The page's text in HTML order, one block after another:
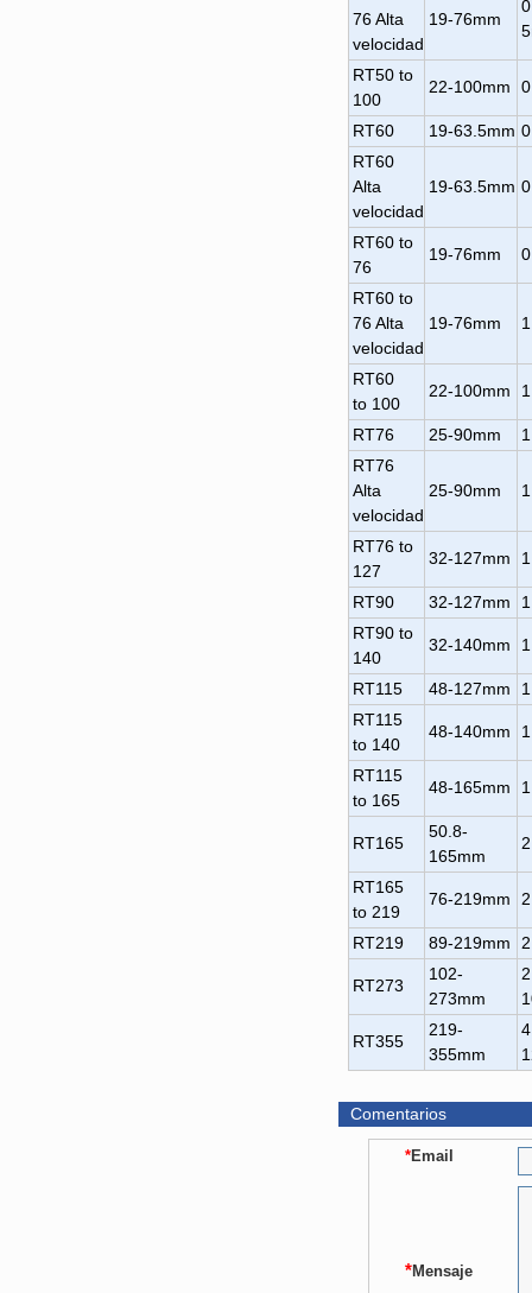
76 Alta
velocidad
19-76mm
RT50 to
100
22-100mm
RT60 19-63.5mm
RT60
Alta
velocidad
19-63.5mm
RT60 to
76
19-76mm
RT60 to
76 Alta
velocidad
19-76mm
RT60
to 100
22-100mm
RT76 25-90mm
RT76
Alta
velocidad
25-90mm
RT76 to
127
32-127mm
RT90 32-127mm
RT90 to
140
32-140mm
RT115 48-127mm
RT115
to 140
48-140mm
RT115
to 165
48-165mm
RT165
50.8-
165mm
RT165
to 219
76-219mm
RT219 89-219mm
RT273
102-
273mm
RT355
219-
355mm
Comentarios
*Email
*Mensaje